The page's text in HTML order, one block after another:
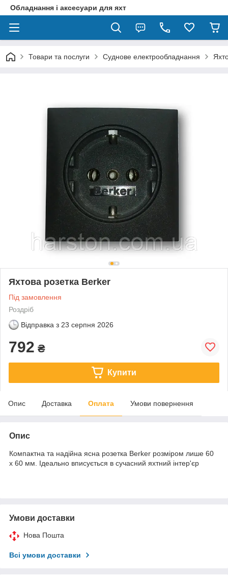
Обладнання і аксесуари для яхт
Товари та послуги Суднове електрообладнання
Яхтова розетка Berker
Під замовлення
Роздріб
Відправка з 23 серпня 2026
792 ₴
Купити
Опис Доставка Оплата Умови повернення
Опис
Компактна та надійна ясна розетка Berker розміром лише 60
х 60 мм. Ідеально вписується в сучасний яхтний інтер'єр
Умови доставки
Нова Пошта
Всі умови доставки